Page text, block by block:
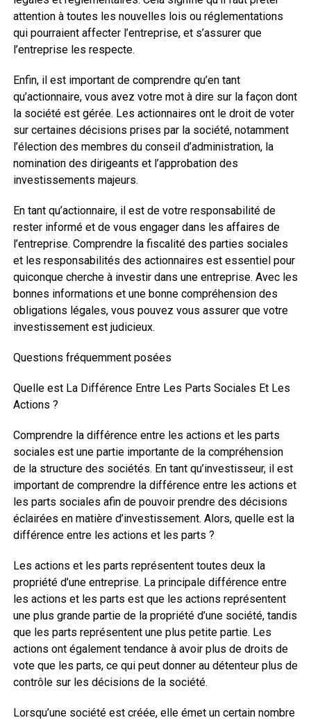
attention à toutes les nouvelles lois ou réglementations
qui pourraient affecter l’entreprise, et s’assurer que
l’entreprise les respecte.
Enfin, il est important de comprendre qu’en tant
qu’actionnaire, vous avez votre mot à dire sur la façon dont
la société est gérée. Les actionnaires ont le droit de voter
sur certaines décisions prises par la société, notamment
l’élection des membres du conseil d’administration, la
nomination des dirigeants et l’approbation des
investissements majeurs.
En tant qu’actionnaire, il est de votre responsabilité de
rester informé et de vous engager dans les affaires de
l’entreprise. Comprendre la fiscalité des parties sociales
et les responsabilités des actionnaires est essentiel pour
quiconque cherche à investir dans une entreprise. Avec les
bonnes informations et une bonne compréhension des
obligations légales, vous pouvez vous assurer que votre
investissement est judicieux.
Questions fréquemment posées
Quelle est La Différence Entre Les Parts Sociales Et Les
Actions ?
Comprendre la différence entre les actions et les parts
sociales est une partie importante de la compréhension
de la structure des sociétés. En tant qu’investisseur, il est
important de comprendre la différence entre les actions et
les parts sociales afin de pouvoir prendre des décisions
éclairées en matière d’investissement. Alors, quelle est la
différence entre les actions et les parts ?
Les actions et les parts représentent toutes deux la
propriété d’une entreprise. La principale différence entre
les actions et les parts est que les actions représentent
une plus grande partie de la propriété d’une société, tandis
que les parts représentent une plus petite partie. Les
actions ont également tendance à avoir plus de droits de
vote que les parts, ce qui peut donner au détenteur plus de
contrôle sur les décisions de la société.
Lorsqu’une société est créée, elle émet un certain nombre